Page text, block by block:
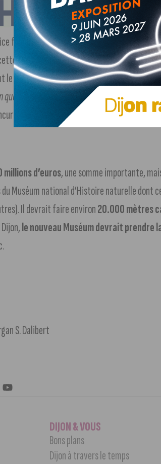
face à Dijon pour accueillir le lieu : Ris-
décision. Au total, ce furent39
le critère principal était que la ville soit«
que les collections restent accessibles aux
face à Dijon.
millions d’euros, une somme importante,
Muséum national d’Histoire naturelle dont
Il devrait faire environ20.000 mètres
le nouveau Muséum devrait prendre
S. Dalibert
DIJON & VOUS
Bons plans
Dijon à travers le temps